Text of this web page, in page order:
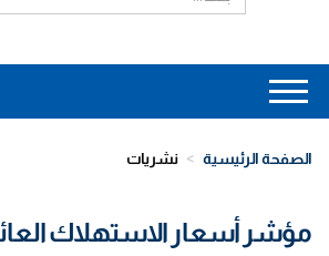
Main
navigation
الصفحة الرئيسية نشريات
مؤشر أسعار الاستهلاك